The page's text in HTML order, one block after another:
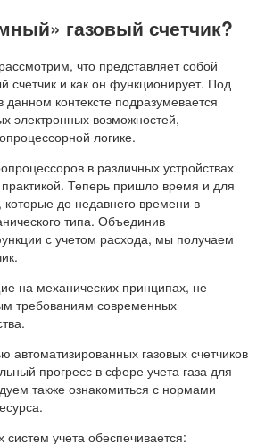
газовый счетчик?
что представляет собой
счетчик и как он функционирует. Под
контексте подразумевается
электронных возможностей,
логике.
в различных устройствах
Теперь пришло время и для
которые до недавнего времени в
типа. Объединив
с учетом расхода, мы получаем
на механических принципах, не
требованиям современных
автоматизированных газовых счетчиков
прогресс в сфере учета газа для
также ознакомиться с нормами
учета обеспечивается: